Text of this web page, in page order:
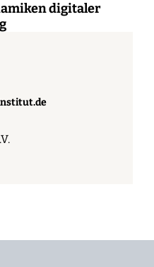
digitaler